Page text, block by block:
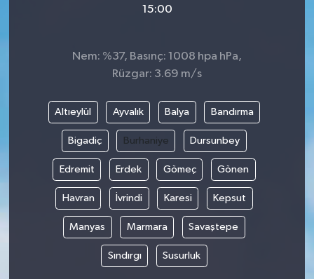
15:00
Nem: %37, Basınç: 1008 hpa hPa,
Rüzgar: 3.69 m/s
Altıeylül Ayvalık Balya Bandırma
Bigadiç Burhaniye Dursunbey
Edremit Erdek Gömeç Gönen
Havran İvrindi Karesi Kepsut
Manyas Marmara Savaştepe
Sındırgı Susurluk
Bilim, Teknoloji